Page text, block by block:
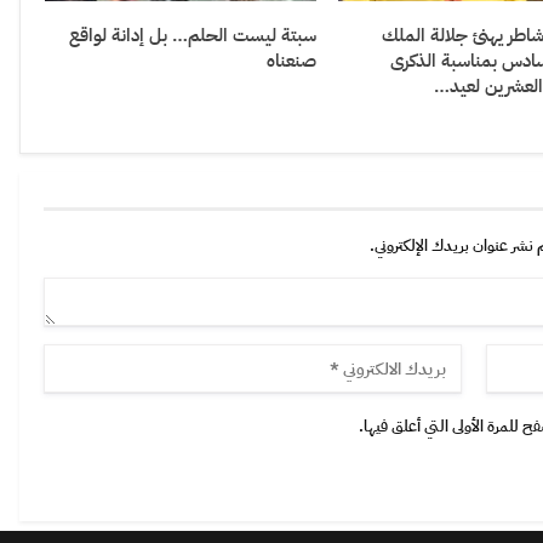
يهنئ جلالة الملك
بمناسبة الذكرى
لعيد…
سبتة ليست الحلم… بل إدانة لواقع
صنعناه
نشر عنوان بريدك الإلكتروني.
للمرة الأولى التي أعلق فيها.